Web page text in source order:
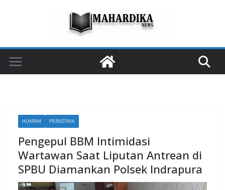
HUKRIM PERISTIWA
Pengepul BBM Intimidasi
Wartawan Saat Liputan Antrean di
SPBU Diamankan Polsek Indrapura